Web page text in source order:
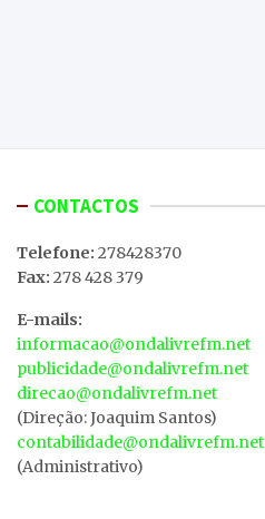
CONTACTOS
Telefone: 278428370
Fax: 278 428 379
E-mails:
informacao@ondalivrefm.net
publicidade@ondalivrefm.net
direcao@ondalivrefm.net
(Direção: Joaquim Santos)
contabilidade@ondalivrefm.net
(Administrativo)